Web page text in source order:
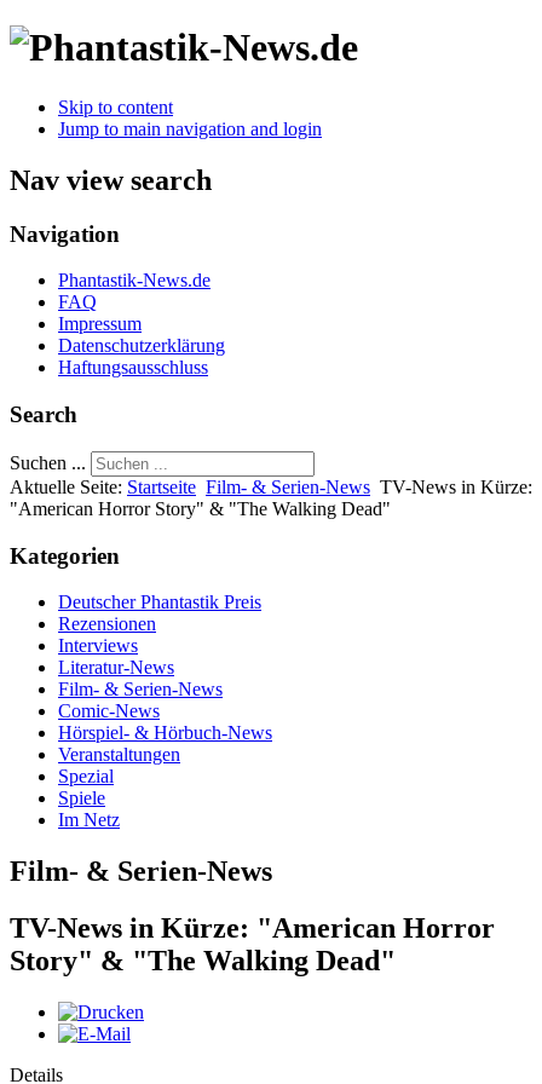
Skip to content
Jump to main navigation and login
Nav view search
Navigation
Phantastik-News.de
FAQ
Impressum
Datenschutzerklärung
Haftungsausschluss
Search
Suchen ...
Aktuelle Seite: Startseite Film- & Serien-News TV-News in Kürze:
"American Horror Story" & "The Walking Dead"
Kategorien
Deutscher Phantastik Preis
Rezensionen
Interviews
Literatur-News
Film- & Serien-News
Comic-News
Hörspiel- & Hörbuch-News
Veranstaltungen
Spezial
Spiele
Im Netz
Film- & Serien-News
TV-News in Kürze: "American Horror
Story" & "The Walking Dead"
Details